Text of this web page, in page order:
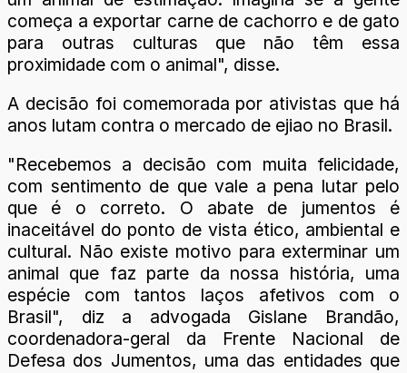
começa a exportar carne de cachorro e de gato
para outras culturas que não têm essa
proximidade com o animal", disse.
A decisão foi comemorada por ativistas que há
anos lutam contra o mercado de ejiao no Brasil.
"Recebemos a decisão com muita felicidade,
com sentimento de que vale a pena lutar pelo
que é o correto. O abate de jumentos é
inaceitável do ponto de vista ético, ambiental e
cultural. Não existe motivo para exterminar um
animal que faz parte da nossa história, uma
espécie com tantos laços afetivos com o
Brasil", diz a advogada Gislane Brandão,
coordenadora-geral da Frente Nacional de
Defesa dos Jumentos, uma das entidades que